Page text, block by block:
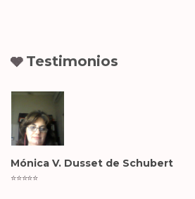
🩶 Testimonios
Mónica V. Dusset de Schubert
⭐️⭐️⭐️⭐️⭐️